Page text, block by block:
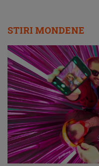
STIRI MONDENE